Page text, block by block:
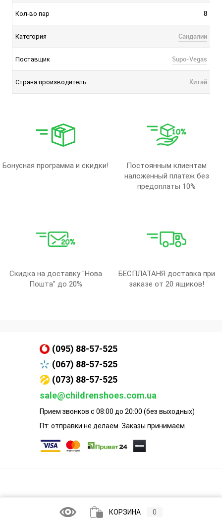
Кол-во пар 8
Категория Сандалии
Поставщик Supo-Vegas
Страна производитель Китай
Бонусная программа и скидки!
Постоянным клиентам
наложенный платеж без
предоплаты 10%
Скидка на доставку "Нова
Пошта" до 20%
БЕСПЛАТАНЯ доставка при
заказе от 20 ящиков!
(095) 88-57-525
(067) 88-57-525
(073) 88-57-525
sale@childrenshoes.com.ua
Прием звонков с 08:00 до 20:00 (без выходных)
Пт: отправки не делаем. Заказы принимаем.
КОРЗИНА 0